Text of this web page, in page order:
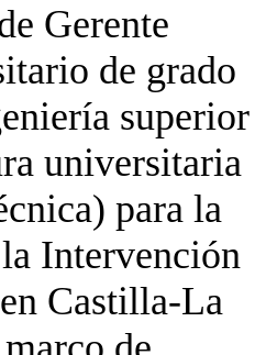
Gerente
de grado
superior
universitaria
para la
Intervención
Castilla-La